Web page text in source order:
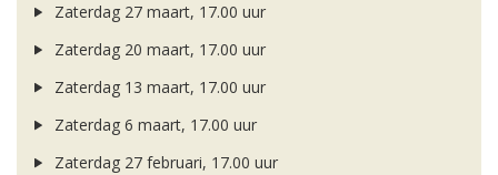
Zaterdag 27 maart, 17.00 uur
Zaterdag 20 maart, 17.00 uur
Zaterdag 13 maart, 17.00 uur
Zaterdag 6 maart, 17.00 uur
Zaterdag 27 februari, 17.00 uur